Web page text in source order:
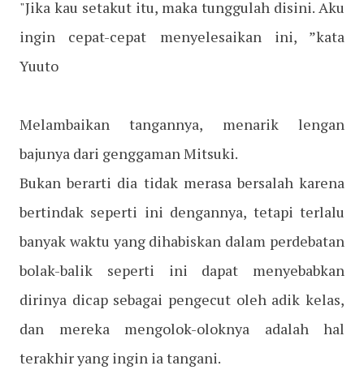
"Jika kau setakut itu, maka tunggulah disini. Aku
ingin cepat-cepat menyelesaikan ini, ”kata
Yuuto
Melambaikan tangannya, menarik lengan
bajunya dari genggaman Mitsuki.
Bukan berarti dia tidak merasa bersalah karena
bertindak seperti ini dengannya, tetapi terlalu
banyak waktu yang dihabiskan dalam perdebatan
bolak-balik seperti ini dapat menyebabkan
dirinya dicap sebagai pengecut oleh adik kelas,
dan mereka mengolok-oloknya adalah hal
terakhir yang ingin ia tangani.